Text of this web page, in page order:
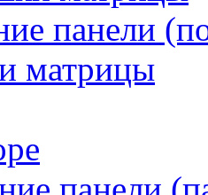
панели
матрицы